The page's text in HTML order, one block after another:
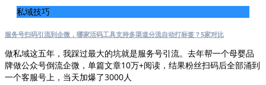
私域技巧
服务号扫码引流到企微，哪家活码工具支持多渠道分流自动打标签？5家对比
做私域这五年，我踩过最大的坑就是服务号引流。去年帮一个母婴品
牌做公众号倒流企微，单篇文章10万+阅读，结果粉丝扫码后全部涌到
一个客服号上，当天加爆了3000人